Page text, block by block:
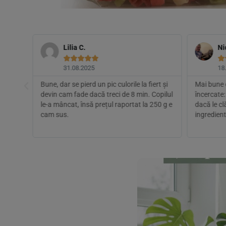
Lilia C.

31.08.2025
Bune, dar se pierd un pic culorile la fiert și
devin cam fade dacă treci de 8 min. Copilul
le-a mâncat, însă prețul raportat la 250 g e
cam sus.

Mai bune
dacă le